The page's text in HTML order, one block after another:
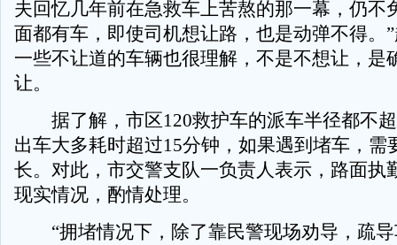
夫回忆几年前在急救车上苦熬的那一幕，仍不
面都有车，即使司机想让路，也是动弹不得。
一些不让道的车辆也很理解，不是不想让，是
让。
据了解，市区120救护车的派车半径都不超
出车大多耗时超过15分钟，如果遇到堵车，需
长。对此，市交警支队一负责人表示，路面执
现实情况，酌情处理。
“拥堵情况下，除了靠民警现场劝导，疏导